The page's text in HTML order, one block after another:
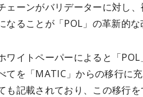
ェーンがバリデーターに対し
なることが「POL」の革新的な
ワイトペーパーによると「
てを「MATIC」からの移行に
も記載されており、この移行